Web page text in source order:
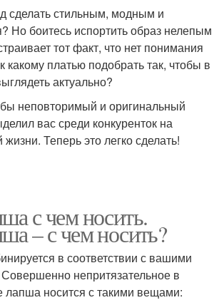
сделать стильным, модным и
Но боитесь испортить образ нелепым
тот факт, что нет понимания
какому платью подобрать так, чтобы в
актуально?
неповторимый и оригинальный
вас среди конкуренток на
Теперь это легко сделать!
с чем носить.
– с чем носить?
в соответствии с вашими
непритязательное в
лапша носится с такими вещами: